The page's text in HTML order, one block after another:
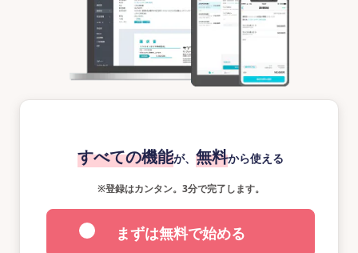
すべての機能が、 無料から使える
※登録はカンタン。3分で完了します。
まずは無料で始める